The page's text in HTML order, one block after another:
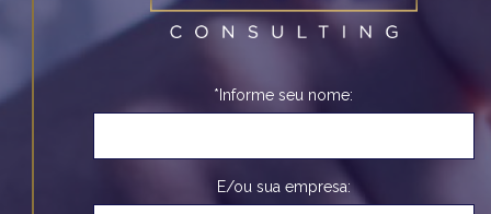
*Informe seu nome:
E/ou sua empresa: